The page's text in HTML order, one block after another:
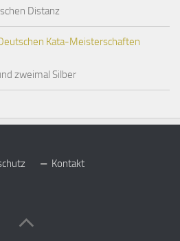
Distanz
Kata-Meisterschaften
zweimal Silber
Kontakt